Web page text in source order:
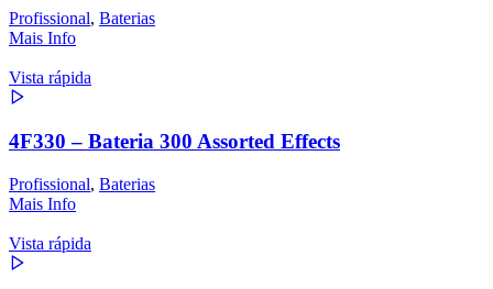
Profissional, Baterias
Mais Info
Vista rápida
4F330 – Bateria 300 Assorted Effects
Profissional, Baterias
Mais Info
Vista rápida